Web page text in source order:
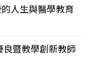
人生與醫學教育
暨教學創新教師